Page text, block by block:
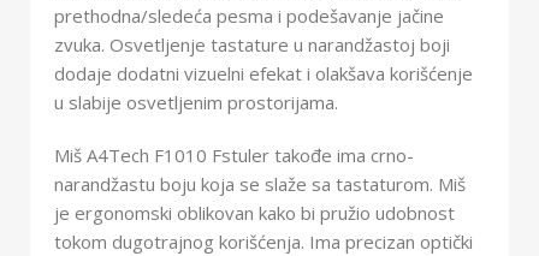
prethodna/sledeća pesma i podešavanje jačine
zvuka. Osvetljenje tastature u narandžastoj boji
dodaje dodatni vizuelni efekat i olakšava korišćenje
u slabije osvetljenim prostorijama.
Miš A4Tech F1010 Fstuler takođe ima crno-
narandžastu boju koja se slaže sa tastaturom. Miš
je ergonomski oblikovan kako bi pružio udobnost
tokom dugotrajnog korišćenja. Ima precizan optički